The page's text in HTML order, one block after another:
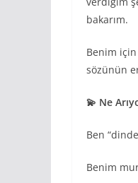
bakarım.
Benim
sözünün
💫 Ne
Ben
Benim